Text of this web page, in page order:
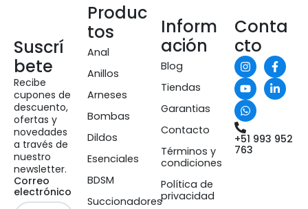
Suscrí
bete
Recibe
cupones de
descuento,
ofertas y
novedades
a través de
nuestro
newsletter.
Correo
electrónico
Produc
tos
Anal
Anillos
Arneses
Bombas
Dildos
Esenciales
BDSM
Succionadores
Inform
ación
Blog
Tiendas
Garantias
Contacto
Términos y
condiciones
Política de
privacidad
Conta
cto
+51 993 952
763